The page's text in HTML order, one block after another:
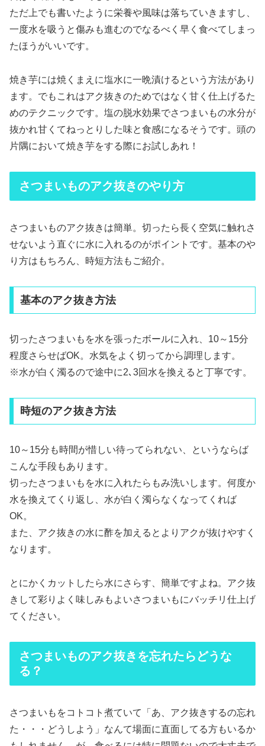
ただ上でも書いたように栄養や風味は落ちていきますし、
一度水を吸うと傷みも進むのでなるべく早く食べてしまっ
たほうがいいです。
焼き芋には焼くまえに塩水に一晩漬けるという方法があり
ます。でもこれはアク抜きのためではなく甘く仕上げるた
めのテクニックです。塩の脱水効果でさつまいもの水分が
抜かれ甘くてねっとりした味と食感になるそうです。頭の
片隅において焼き芋をする際にお試しあれ！
さつまいものアク抜きのやり方
さつまいものアク抜きは簡単。切ったら長く空気に触れさ
せないよう直ぐに水に入れるのがポイントです。基本のや
り方はもちろん、時短方法もご紹介。
基本のアク抜き方法
切ったさつまいもを水を張ったボールに入れ、10～15分
程度さらせばOK。水気をよく切ってから調理します。
※水が白く濁るので途中に2､3回水を換えると丁寧です。
時短のアク抜き方法
10～15分も時間が惜しい待ってられない、というならば
こんな手段もあります。
切ったさつまいもを水に入れたらもみ洗いします。何度か
水を換えてくり返し、水が白く濁らなくなってくれば
OK。
また、アク抜きの水に酢を加えるとよりアクが抜けやすく
なります。
とにかくカットしたら水にさらす、簡単ですよね。アク抜
きして彩りよく味しみもよいさつまいもにバッチリ仕上げ
てください。
さつまいものアク抜きを忘れたらどうな
る？
さつまいもをコトコト煮ていて「あ、アク抜きするの忘れ
た・・・どうしよう」なんて場面に直面してる方もいるか